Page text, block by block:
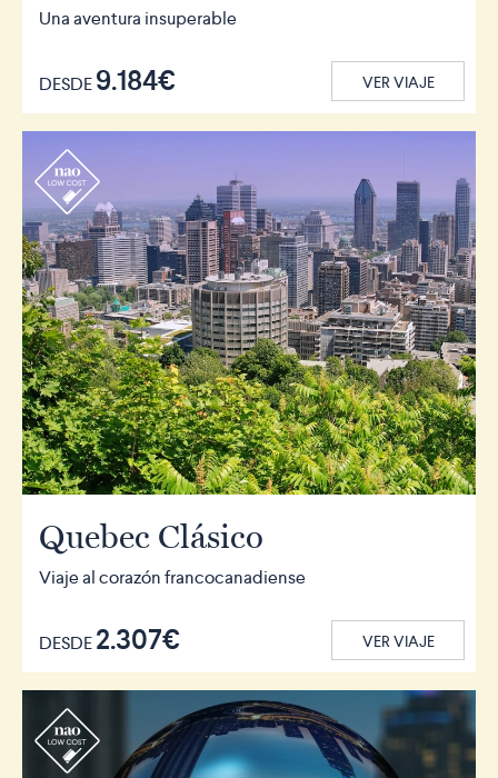
Una aventura insuperable
DESDE9.184€ VER VIAJE
r
Quebec Clásico
Viaje al corazón francocanadiense
DESDE2.307€ VER VIAJE
r